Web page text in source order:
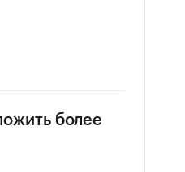
более